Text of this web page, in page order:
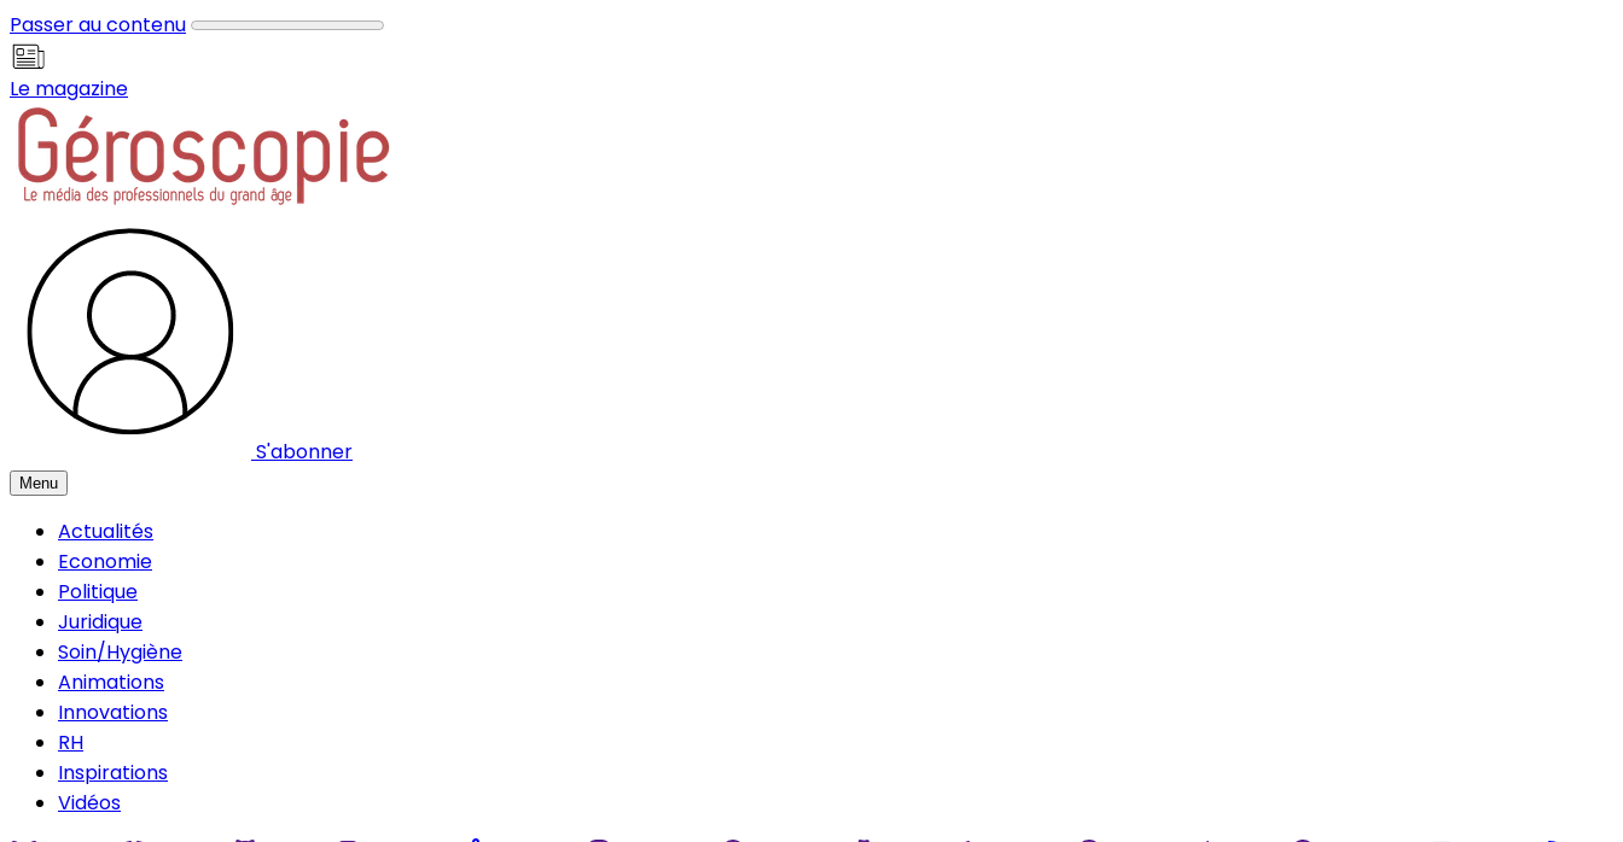
Passer au contenu
Le magazine
S'abonner
Menu
Actualités
Economie
Politique
Juridique
Soin/Hygiène
Animations
Innovations
RH
Inspirations
Vidéos
Panneau de gestion des cookies